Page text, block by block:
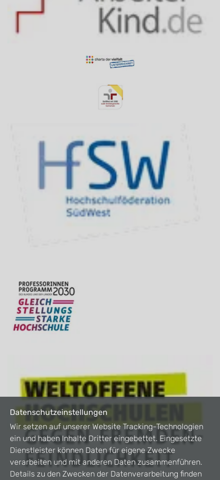
Datenschutzeinstellungen
Wir setzen auf unserer Website Tracking-Technologien
ein und haben Inhalte Dritter eingebettet. Eingesetzte
Dienstleister können Daten für eigene Zwecke
verarbeiten und mit anderen Daten zusammenführen.
Details zu den Zwecken der Datenverarbeitung finden